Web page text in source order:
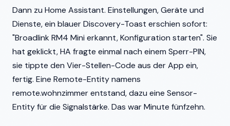
Dann zu Home Assistant. Einstellungen, Geräte und
Dienste, ein blauer Discovery-Toast erschien sofort:
"Broadlink RM4 Mini erkannt, Konfiguration starten". Sie
hat geklickt, HA fragte einmal nach einem Sperr-PIN,
sie tippte den Vier-Stellen-Code aus der App ein,
fertig. Eine Remote-Entity namens
remote.wohnzimmer entstand, dazu eine Sensor-
Entity für die Signalstärke. Das war Minute fünfzehn.